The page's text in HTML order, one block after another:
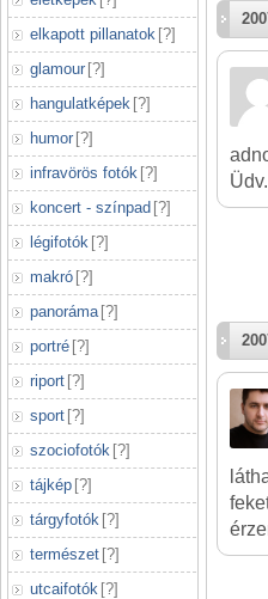
elkapott pillanatok [?]
glamour [?]
hangulatképek [?]
humor [?]
infravörös fotók [?]
koncert - színpad [?]
légifotók [?]
makró [?]
panoráma [?]
portré [?]
riport [?]
sport [?]
szociofotók [?]
tájkép [?]
tárgyfotók [?]
természet [?]
utcaifotók [?]
Üdv.